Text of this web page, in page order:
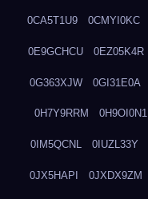
0CA5T1U9 0CMYI0KC
0E9GCHCU 0EZ05K4R
0G363XJW 0GI31E0A
0H7Y9RRM 0H9OI0N1
0IM5QCNL 0IUZL33Y
0JX5HAPI 0JXDX9ZM